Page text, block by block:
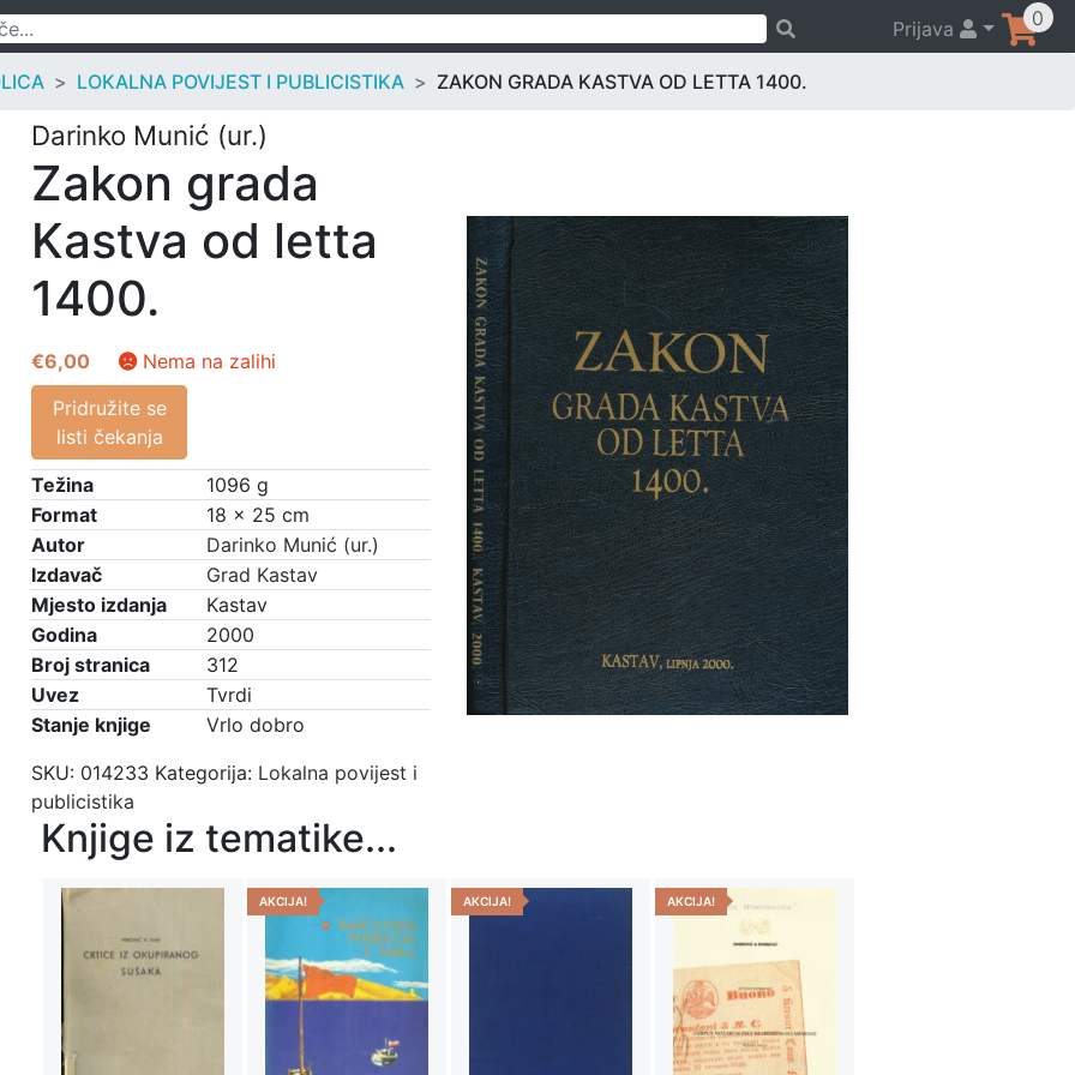
Prijava 0
LOKALNA POVIJEST I PUBLICISTIKA ZAKON GRADA KASTVA OD LETTA 1400.
Darinko Munić (ur.)
Zakon grada
Kastva od letta
1400.
€6,00
Nema na zalihi
Pridružite se
listi čekanja
Težina
1096 g
Format
18 × 25 cm
Autor
Darinko Munić (ur.)
Izdavač
Grad Kastav
Mjesto izdanja
Kastav
Godina
2000
Broj stranica
312
Uvez
Tvrdi
Stanje knjige
Vrlo dobro
SKU: 014233 Kategorija: Lokalna povijest i
publicistika
Knjige iz tematike...
AKCIJA! AKCIJA! AKCIJA!